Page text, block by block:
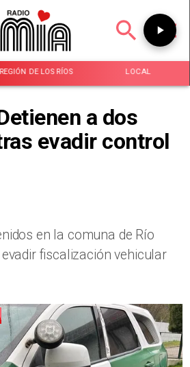
REGIÓN DE LOS RÍOS LOCAL
a dos
evadir control
en la comuna de Río
fiscalización vehicular